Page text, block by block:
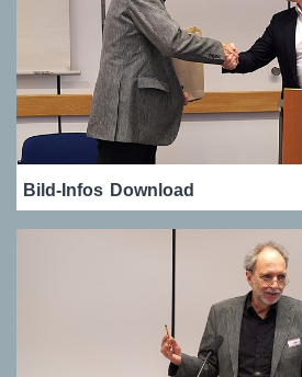
Bild-Infos Download